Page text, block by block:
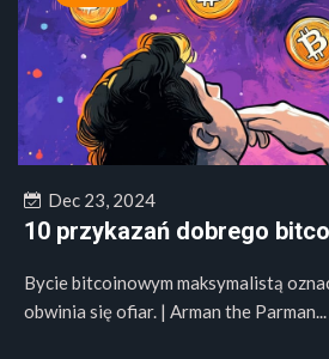
Dec 23, 2024
10 przykazań dobrego
Bycie bitcoinowym maksymalistą
obwinia się ofiar. | Arman the Parman...